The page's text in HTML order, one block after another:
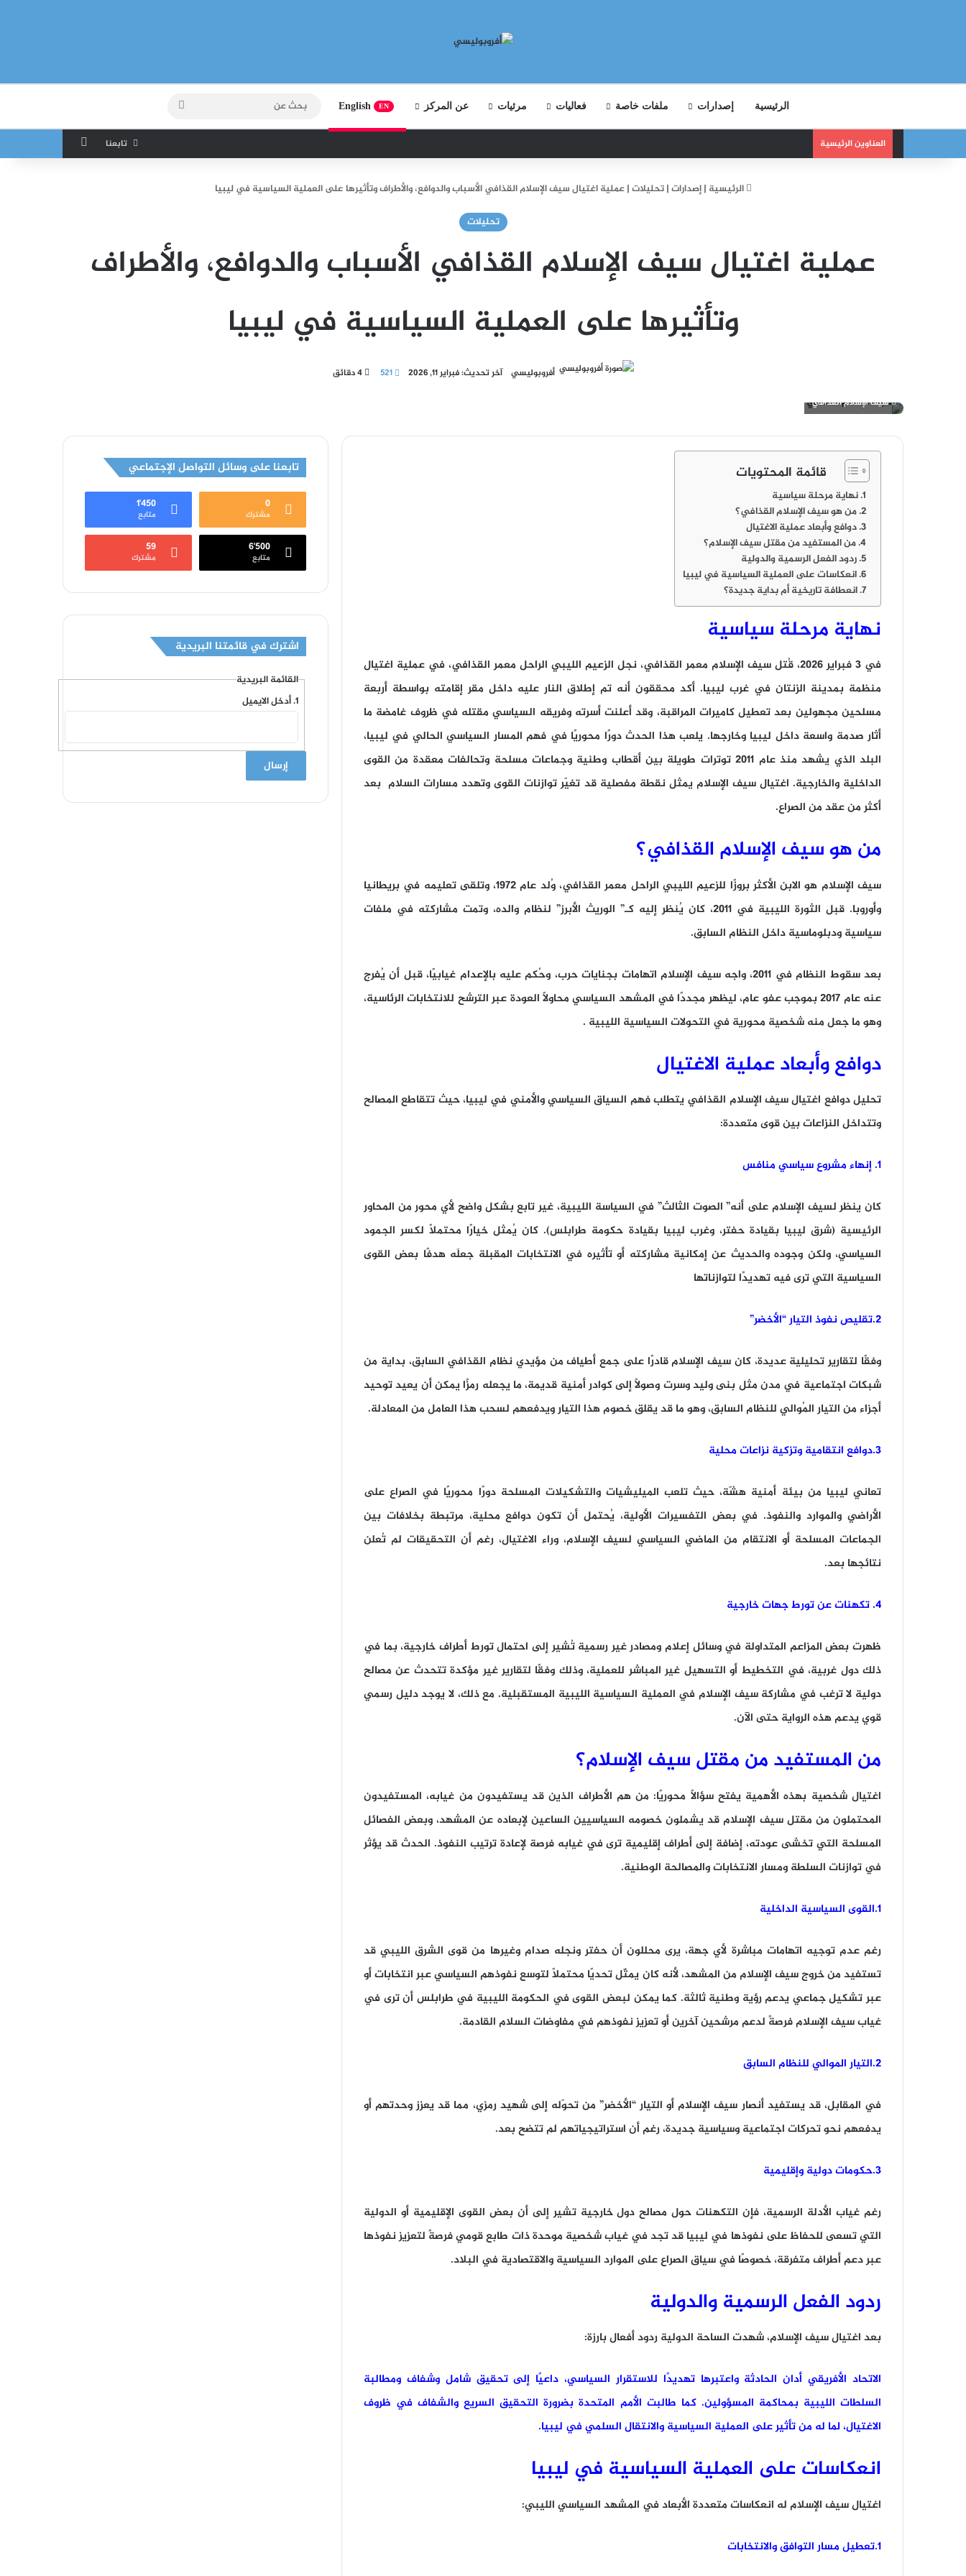
الرئيسية إصدارات ملفات خاصة فعاليات مرئيات عن المركز English EN
عن
العناوين الرئيسية تابعنا
الرئيسية | إصدارات| تحليلات| عملية اغتيال سيف الإسلام القذافي الأسباب والدوافع، والأطراف وتأثيرها على العملية السياسية في ليبيا
تحليلات
عملية اغتيال سيف الإسلام القذافي الأسباب والدوافع، والأطراف
وتأثيرها على العملية السياسية في ليبيا
أفروبوليسي آخر تحديث: فبراير 11, 2026 521 4 دقائق
سيف الإسلام القذافي
قائمة المحتويات
نهاية مرحلة سياسية
من هو سيف الإسلام القذافي؟
دوافع وأبعاد عملية الاغتيال
من المستفيد من مقتل سيف الإسلام؟
ردود الفعل الرسمية والدولية
انعكاسات على العملية السياسية في ليبيا
انعطافة تاريخية أم بداية جديدة؟
نهاية مرحلة سياسية
في 3 فبراير 2026، قُتل سيف الإسلام معمر القذافي، نجل الزعيم الليبي الراحل معمر القذافي، في عملية اغتيال
منظمة بمدينة الزنتان في غرب ليبيا. أكد محققون أنه تم إطلاق النار عليه داخل مقر إقامته بواسطة أربعة
مسلحين مجهولين بعد تعطيل كاميرات المراقبة، وقد أعلنت أسرته وفريقه السياسي مقتله في ظروف غامضة ما
أثار صدمة واسعة داخل ليبيا وخارجها. يلعب هذا الحدث دورًا محوريًا في فهم المسار السياسي الحالي في ليبيا،
البلد الذي يشهد منذ عام 2011 توترات طويلة بين أقطاب وطنية وجماعات مسلحة وتحالفات معقدة من القوى
الداخلية والخارجية. اغتيال سيف الإسلام يمثل نقطة مفصلية قد تغيّر توازنات القوى وتهدد مسارات السلام بعد
أكثر من عقد من الصراع.
من هو سيف الإسلام القذافي؟
سيف الإسلام هو الابن الأكثر بروزًا للزعيم الليبي الراحل معمر القذافي، وُلد عام 1972، وتلقى تعليمه في بريطانيا
وأوروبا. قبل الثورة الليبية في 2011، كان يُنظر إليه كـ” الوريث الأبرز” لنظام والده، وتمت مشاركته في ملفات
سياسية ودبلوماسية داخل النظام السابق.
بعد سقوط النظام في 2011، واجه سيف الإسلام اتهامات بجنايات حرب، وحُكم عليه بالإعدام غيابيًا، قبل أن يُفرج
عنه عام 2017 بموجب عفو عام، ليظهر مجددًا في المشهد السياسي محاولًا العودة عبر
الترشح للانتخابات الرئاسية،
وهو ما جعل منه شخصية محورية في التحولات السياسية الليبية .
دوافع وأبعاد عملية الاغتيال
تحليل دوافع اغتيال سيف الإسلام القذافي يتطلب فهم السياق السياسي والأمني في ليبيا، حيث تتقاطع المصالح
وتتداخل النزاعات بين قوى متعددة:
1. إنهاء مشروع سياسي منافس
كان ينظر لسيف الإسلام على أنه” الصوت الثالث” في السياسة الليبية، غير تابع بشكل واضح لأي محور من المحاور
الرئيسية (شرق ليبيا بقيادة حفتر، وغرب ليبيا بقيادة حكومة طرابلس). كان يُمثل خيارًا محتملاً لكسر الجمود
السياسي، ولكن وجوده والحديث عن إمكانية مشاركته أو تأثيره في الانتخابات المقبلة جعلَه هدفًا بعض القوى
السياسية التي ترى فيه تهديدًا لتوازناتها
2.تقليص نفوذ التيار “الأخضر ”
وفقًا لتقارير تحليلية عديدة، كان سيف الإسلام قادرًا على جمع أطياف من مؤيدي نظام القذافي السابق، بداية من
شبكات اجتماعية في مدن مثل بنى وليد وسرت وصولًا إلى كوادر أمنية قديمة، ما يجعله رمزًا يمكن أن يعيد توحيد
أجزاء من التيار المُوالي للنظام السابق، وهو ما قد يقلق خصوم هذا التيار ويدفعهم لسحب هذا العامل من المعادلة.
3.دوافع انتقامية وتزكية نزاعات محلية
تعاني ليبيا من بيئة أمنية هشّة، حيث تلعب الميليشيات والتشكيلات المسلحة دورًا محوريًا في الصراع على
الأراضي والموارد والنفوذ. في بعض التفسيرات الأولية، يُحتمل أن تكون دوافع محلية، مرتبطة بخلافات بين
الجماعات المسلحة أو الانتقام من الماضي السياسي لسيف الإسلام، وراء الاغتيال، رغم أن التحقيقات لم تُعلن
نتائجها بعد.
4. تكهنات عن تورط جهات خارجية
ظهرت بعض المزاعم المتداولة في وسائل إعلام ومصادر غير رسمية تُشير إلى احتمال تورط أطراف خارجية، بما في
ذلك دول غربية، في التخطيط أو التسهيل غير المباشر للعملية، وذلك وفقًا لتقارير غير مؤكدة تتحدث عن مصالح
دولية لا ترغب في مشاركة سيف الإسلام في العملية السياسية الليبية المستقبلية. مع ذلك، لا يوجد دليل رسمي
قوي يدعم هذه الرواية حتى الآن.
من المستفيد من مقتل سيف الإسلام؟
اغتيال شخصية بهذه الأهمية يفتح سؤالًا محوريًا: من هم الأطراف الذين قد يستفيدون من غيابه، المستفيدون
المحتملون من مقتل سيف الإسلام قد يشملون خصومه السياسيين الساعين لإبعاده عن المشهد، وبعض الفصائل
المسلحة التي تخشى عودته، إضافة إلى أطراف إقليمية ترى في غيابه فرصة لإعادة ترتيب النفوذ. الحدث قد يؤثر
في توازنات السلطة ومسار الانتخابات والمصالحة الوطنية.
1.القوى السياسية الداخلية
رغم عدم توجيه اتهامات مباشرة لأي جهة، يرى محللون أن حفتر ونجله صدام وغيرها من قوى الشرق الليبي قد
تستفيد من خروج سيف الإسلام من المشهد، لأنه كان يمثّل تحديًا محتملاً لتوسع نفوذهم السياسي عبر انتخابات أو
عبر تشكيل جماعي يدعم رؤية وطنية ثالثة. كما يمكن لبعض القوى في الحكومة الليبية في طرابلس أن ترى في
غياب سيف الإسلام فرصةً لدعم مرشحين آخرين أو تعزيز نفوذهم في مفاوضات السلام القادمة.
2.التيار الموالي للنظام السابق
في المقابل، قد يستفيد أنصار سيف الإسلام أو التيار “الأخضر” من تحوّله إلى شهيد رمزي، مما قد يعزز وحدتهم أو
يدفعهم نحو تحركات اجتماعية وسياسية جديدة، رغم أن استراتيجياتهم لم تتضح بعد.
3.حكومات دولية وإقليمية
رغم غياب الأدلة الرسمية، فإن التكهنات حول مصالح دول خارجية تشير إلى أن بعض القوى الإقليمية أو الدولية
التي تسعى للحفاظ على نفوذها في ليبيا قد تجد في غياب شخصية موحدة ذات طابع قومي فرصةً لتعزيز نفوذها
عبر دعم أطراف متفرقة، خصوصًا في سياق الصراع على الموارد السياسية والاقتصادية في البلاد.
ردود الفعل الرسمية والدولية
بعد اغتيال سيف الإسلام، شهدت الساحة الدولية ردود أفعال بارزة:
الاتحاد الأفريقي أدان الحادثة واعتبرها تهديدًا للاستقرار السياسي، داعيًا إلى تحقيق شامل وشفاف ومطالبة
السلطات الليبية بمحاكمة المسؤولين. كما طالبت الأمم المتحدة بضرورة التحقيق السريع والشفاف في ظروف
الاغتيال، لما له من تأثير على العملية السياسية والانتقال السلمي في ليبيا.
انعكاسات على العملية السياسية في ليبيا
اغتيال سيف الإسلام له انعكاسات متعددة الأبعاد في المشهد السياسي الليبي:
1.تعطيل مسار التوافق والانتخابات
تابعنا على وسائل التواصل الإجتماعي
0
مشترك
1٬450
متابع
6٬500
متابع
59
مشترك
اشترك في قائمتنا البريدية
القائمة البريدية
أدخل الايميل